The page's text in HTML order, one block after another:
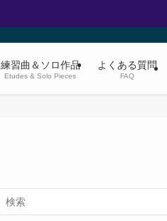
練習曲＆ソロ作品
Etudes & Solo Pieces
よくある質問
FAQ